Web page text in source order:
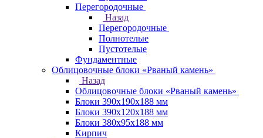
Перегородочные
Назад
Перегородочные
Полнотелые
Пустотелые
Фундаментные
Облицовочные блоки «Рваный камень»
Назад
Облицовочные блоки «Рваный камень»
Блоки 390х190х188 мм
Блоки 390х120х188 мм
Блоки 380х95х188 мм
Кирпич